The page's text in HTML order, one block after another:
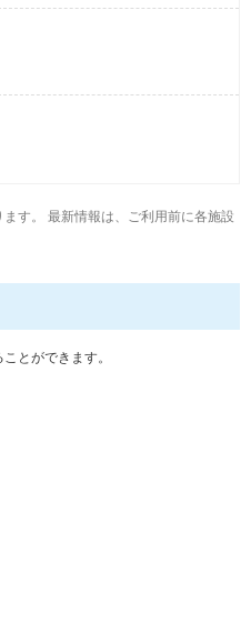
す。 最新情報は、ご利用前に各施設
とができます。